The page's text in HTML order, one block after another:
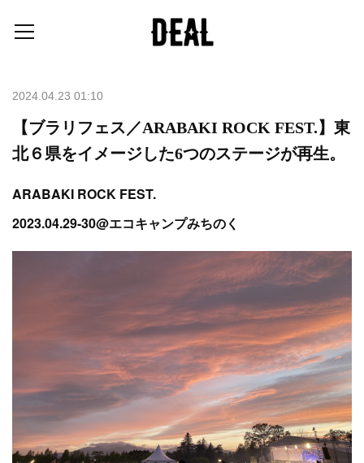
2024.04.23 01:10
【ブラリフェス／ARABAKI ROCK FEST.】東
北６県をイメージした6つのステージが再生。
ARABAKI ROCK FEST.
2023.04.29-30@エコキャンプみちのく